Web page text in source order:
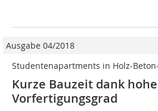
Ausgabe 04/2018
Studentenapartments in Holz-
Kurze Bauzeit dank
Vorfertigungsgrad